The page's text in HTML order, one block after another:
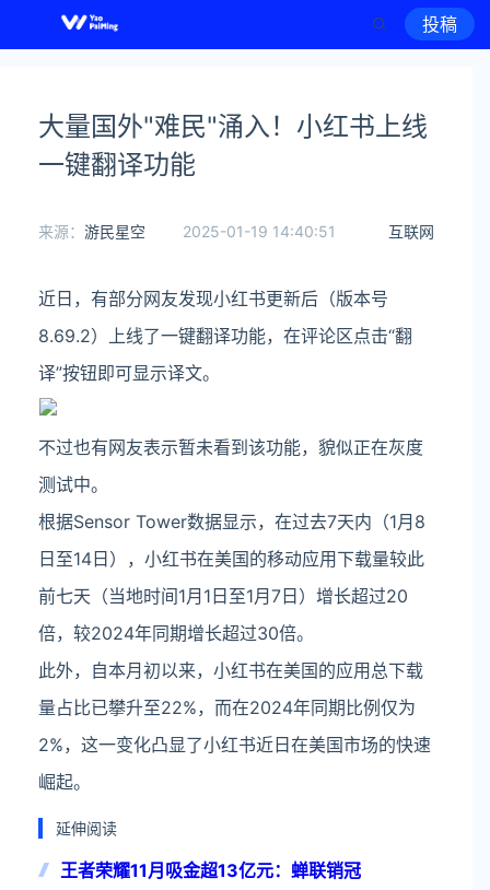
投稿
大量国外"难民"涌入！小红书上线
一键翻译功能
互联网
来源： 游民星空 2025-01-19 14:40:51
近日，有部分网友发现小红书更新后（版本号
8.69.2）上线了一键翻译功能，在评论区点击“翻
译”按钮即可显示译文。
不过也有网友表示暂未看到该功能，貌似正在灰度
测试中。
根据Sensor Tower数据显示，在过去7天内（1月8
日至14日），小红书在美国的移动应用下载量较此
前七天（当地时间1月1日至1月7日）增长超过20
倍，较2024年同期增长超过30倍。
此外，自本月初以来，小红书在美国的应用总下载
量占比已攀升至22%，而在2024年同期比例仅为
2%，这一变化凸显了小红书近日在美国市场的快速
崛起。
延伸阅读
王者荣耀11月吸金超13亿元：蝉联销冠